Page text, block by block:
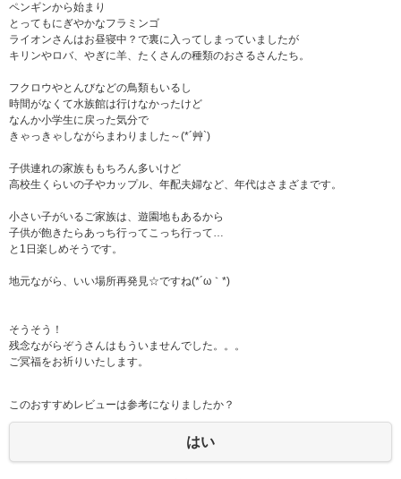
ペンギンから始まり
とってもにぎやかなフラミンゴ
ライオンさんはお昼寝中？で裏に入ってしまっていましたが
キリンやロバ、やぎに羊、たくさんの種類のおさるさんたち。
フクロウやとんびなどの鳥類もいるし
時間がなくて水族館は行けなかったけど
なんか小学生に戻った気分で
きゃっきゃしながらまわりました～(*´艸`)
子供連れの家族ももちろん多いけど
高校生くらいの子やカップル、年配夫婦など、年代はさまざまです。
小さい子がいるご家族は、遊園地もあるから
子供が飽きたらあっち行ってこっち行って…
と1日楽しめそうです。
地元ながら、いい場所再発見☆ですね(*´ω｀*)
そうそう！
残念ながらぞうさんはもういませんでした。。。
ご冥福をお祈りいたします。
このおすすめレビューは参考になりましたか？
はい